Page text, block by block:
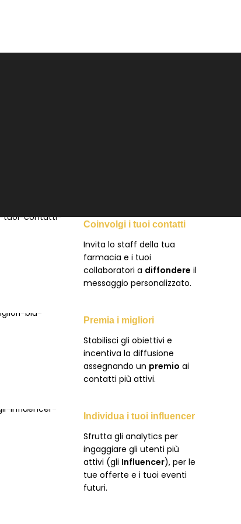
Coinvolgi i tuoi contatti
Invita lo staff della tua
farmacia e i tuoi
collaboratori a diffondere il
messaggio personalizzato.
Premia i migliori
Stabilisci gli obiettivi e
incentiva la diffusione
assegnando un premio ai
contatti più attivi.
Individua i tuoi influencer
Sfrutta gli analytics per
ingaggiare gli utenti più
attivi (gli Influencer), per le
tue offerte e i tuoi eventi
futuri.